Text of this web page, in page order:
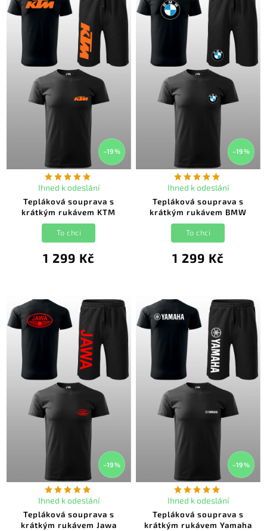
–19 %
Tepláková souprava s
krátkým rukávem KTM
Ihned k odeslání
1 299 Kč
To chci
–19 %
Tepláková souprava s
krátkým rukávem BMW
Ihned k odeslání
1 299 Kč
To chci
–19 %
Tepláková souprava s
krátkým rukávem Jawa
Ihned k odeslání
–19 %
Tepláková souprava s
krátkým rukávem Yamaha
Ihned k odeslání